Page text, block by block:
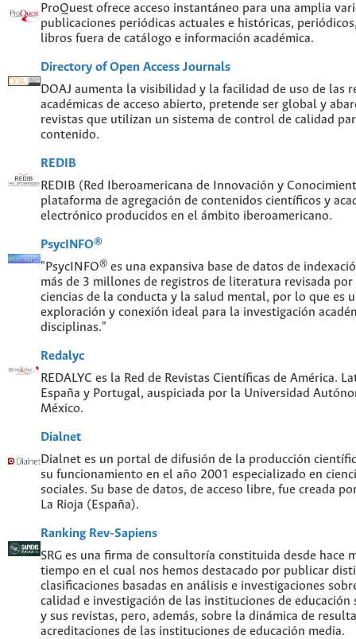
ProQuest ofrece acceso instantáneo para una amplia
publicaciones periódicas actuales e históricas,
libros fuera de catálogo e información académica.
Directory of Open Access Journals
DOAJ aumenta la visibilidad y la facilidad de uso de las
académicas de acceso abierto, pretende ser global y
revistas que utilizan un sistema de control de calidad
contenido.
REDIB
REDIB (Red Iberoamericana de Innovación y
plataforma de agregación de contenidos científicos y
electrónico producidos en el ámbito iberoamericano.
PsycINFO®
"PsycINFO® es una expansiva base de datos de
más de 3 millones de registros de literatura revisada por
ciencias de la conducta y la salud mental, por lo que es
exploración y conexión ideal para la investigación
disciplinas."
Redalyc
REDALYC es la Red de Revistas Científicas de América.
España y Portugal, auspiciada por la Universidad
México.
Dialnet
Dialnet es un portal de difusión de la producción
su funcionamiento en el año 2001 especializado en
sociales. Su base de datos, de acceso libre, fue creada
La Rioja (España).
Ranking Rev-Sapiens
SRG es una firma de consultoría constituida desde hace
tiempo en el cual nos hemos destacado por publicar
clasificaciones basadas en análisis e investigaciones
calidad e investigación de las instituciones de educación
y sus revistas, pero, además, sobre la dinámica de
acreditaciones de las instituciones de educación media.